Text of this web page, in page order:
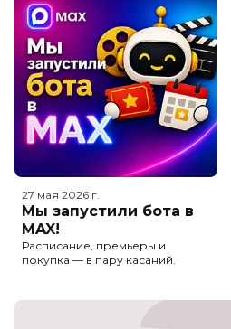
27 мая 2026 г.
Мы запустили бота в
MAX!
Расписание, премьеры и
покупка — в пару касаний.